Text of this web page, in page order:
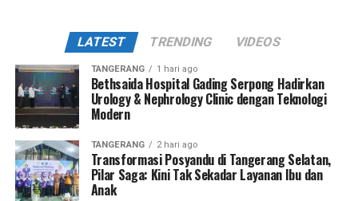
LATEST TRENDING VIDEOS
TANGERANG 1 hari ago
Bethsaida Hospital Gading Serpong Hadirkan
Urology & Nephrology Clinic dengan Teknologi
Modern
TANGERANG 2 hari ago
Transformasi Posyandu di Tangerang Selatan,
Pilar Saga: Kini Tak Sekadar Layanan Ibu dan
Anak